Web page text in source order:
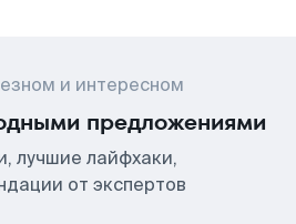
и интересном
предложениями
лучшие лайфхаки,
от экспертов